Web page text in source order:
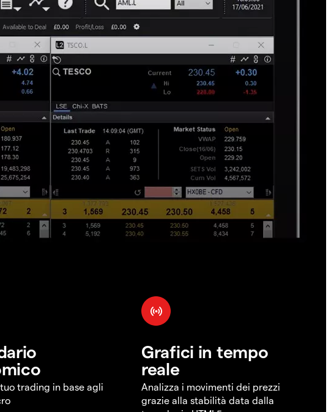
trading in base agli
Grafici in tempo
reale
Analizza i movimenti dei prezzi
grazie alla stabilità data dalla